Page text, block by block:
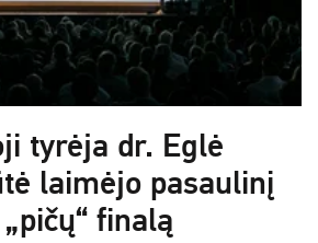
tyrėja dr. Eglė
laimėjo pasaulinį
finalą